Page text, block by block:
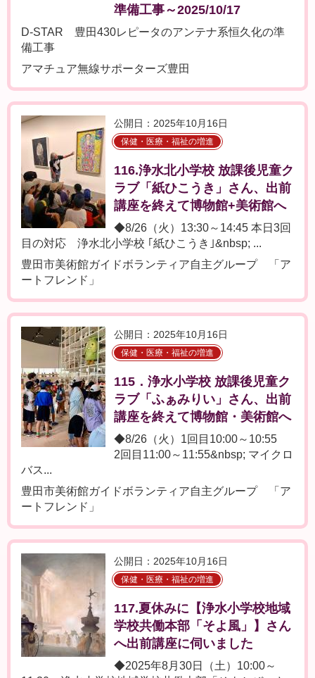
準備工事～2025/10/17
D-STAR 豊田430レピータのアンテナ系恒久化の準
備工事
アマチュア無線サポーターズ豊田
公開日：2025年10月16日
保健・医療・福祉の増進
116.浄水北小学校 放課後児童ク
ラブ「紙ひこうき」さん、出前
講座を終えて博物館+美術館へ
◆8/26（火）13:30～14:45 本日3回
目の対応 浄水北小学校 ｢紙ひこうき｣&nbsp; ...
豊田市美術館ガイドボランティア自主グループ 「ア
ートフレンド」
公開日：2025年10月16日
保健・医療・福祉の増進
115．浄水小学校 放課後児童ク
ラブ「ふぁみりい」さん、出前
講座を終えて博物館・美術館へ
◆8/26（火）1回目10:00～10:55
2回目11:00～11:55&nbsp; マイクロ
バス...
豊田市美術館ガイドボランティア自主グループ 「ア
ートフレンド」
公開日：2025年10月16日
保健・医療・福祉の増進
117.夏休みに【浄水小学校地域
学校共働本部「そよ風」】さん
へ出前講座に伺いました
◆2025年8月30日（土）10:00～